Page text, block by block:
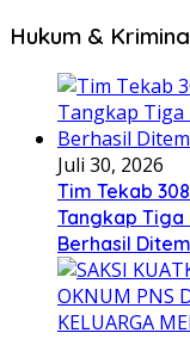
Hukum &
Juli 30, 2026
Tim Tekab
Tangkap Tiga
Berhasil